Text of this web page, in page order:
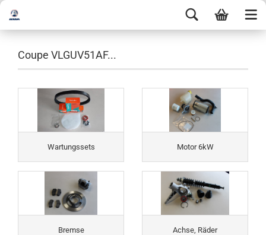
Coupe VLGUV51AF...
Wartungssets Motor 6kW
Bremse Achse, Räder